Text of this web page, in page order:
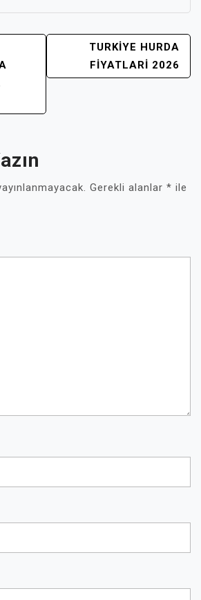
TURKIYE HURDA
FIYATLARI 2026
Gerekli alanlar * ile